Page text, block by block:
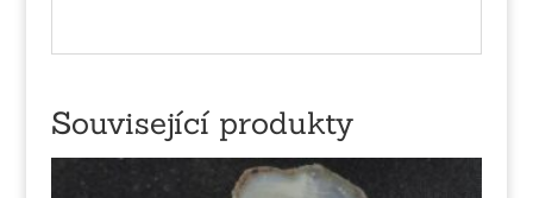
Související produkty